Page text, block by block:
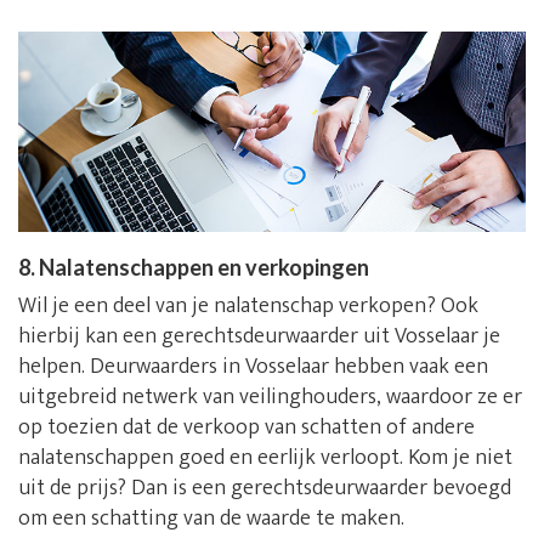
8. Nalatenschappen en verkopingen
Wil je een deel van je nalatenschap verkopen? Ook
hierbij kan een gerechtsdeurwaarder uit Vosselaar je
helpen. Deurwaarders in Vosselaar hebben vaak een
uitgebreid netwerk van veilinghouders, waardoor ze er
op toezien dat de verkoop van schatten of andere
nalatenschappen goed en eerlijk verloopt. Kom je niet
uit de prijs? Dan is een gerechtsdeurwaarder bevoegd
om een schatting van de waarde te maken.